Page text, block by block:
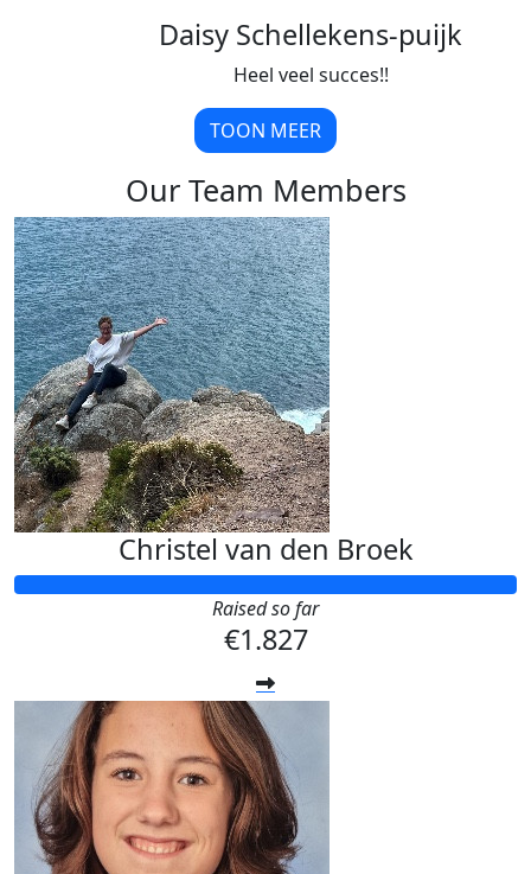
Daisy Schellekens-puijk
Heel veel succes!!
TOON MEER
Our Team Members
Christel van den Broek
Raised so far
€1.827